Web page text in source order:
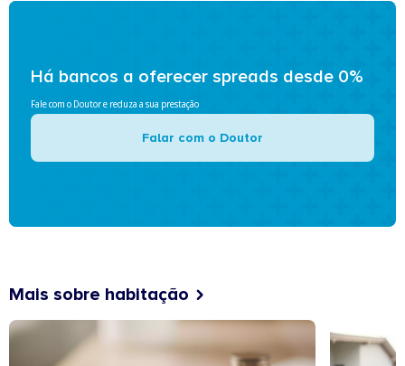
Há bancos a oferecer spreads desde 0%
Fale com o Doutor e reduza a sua prestação
Falar com o Doutor
Mais sobre habitação